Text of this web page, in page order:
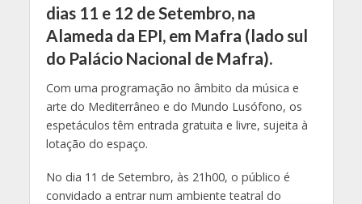
dias 11 e 12 de Setembro, na
Alameda da EPI, em Mafra (lado sul
do Palácio Nacional de Mafra).
Com uma programação no âmbito da música e
arte do Mediterrâneo e do Mundo Lusófono, os
espetáculos têm entrada gratuita e livre, sujeita à
lotação do espaço.
No dia 11 de Setembro, às 21h00, o público é
convidado a entrar num ambiente teatral do